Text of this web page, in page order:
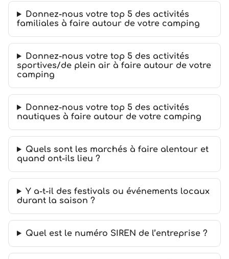
Donnez-nous votre top 5 des activités
familiales à faire autour de votre camping
Donnez-nous votre top 5 des activités
sportives/de plein air à faire autour de votre
camping
Donnez-nous votre top 5 des activités
nautiques à faire autour de votre camping
Quels sont les marchés à faire alentour et
quand ont-ils lieu ?
Y a-t-il des festivals ou événements locaux
durant la saison ?
Quel est le numéro SIREN de l’entreprise ?